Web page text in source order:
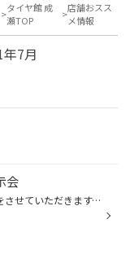
タイヤ館 成
瀬TOP
店舗おスス
メ情報
7月
会
今回はwedsの展示会をさせていただきます。 またこれでwedsさんのイイところだったりデザインが目の前で見れるので 想像がふくらみ楽しくなれるはずです！ 見に来ませんか！？ ２週間ぐらい展示をしていますので、宜しくお願いしますm(_ _)m